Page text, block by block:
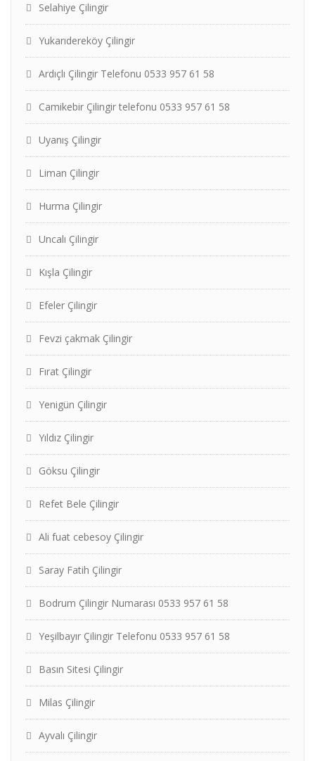
Selahiye Çilingir
Yukarıdereköy Çilingir
Ardıçlı Çilingir Telefonu 0533 957 61 58
Camikebir Çilingir telefonu 0533 957 61 58
Uyanış Çilingir
Liman Çilingir
Hurma Çilingir
Uncalı Çilingir
Kışla Çilingir
Efeler Çilingir
Fevzi çakmak Çilingir
Fırat Çilingir
Yenigün Çilingir
Yıldız Çilingir
Göksu Çilingir
Refet Bele Çilingir
Ali fuat cebesoy Çilingir
Saray Fatih Çilingir
Bodrum Çilingir Numarası 0533 957 61 58
Yeşilbayır Çilingir Telefonu 0533 957 61 58
Basın Sitesi Çilingir
Milas Çilingir
Ayvalı Çilingir